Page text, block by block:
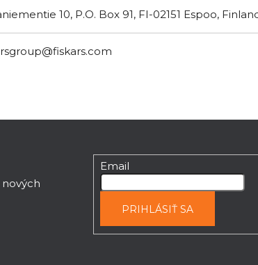
10, P.O. Box 91, FI-02151 Espoo,
Email
PRIHLÁSIŤ SA